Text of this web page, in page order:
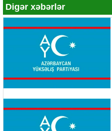
Digər xəbərlər